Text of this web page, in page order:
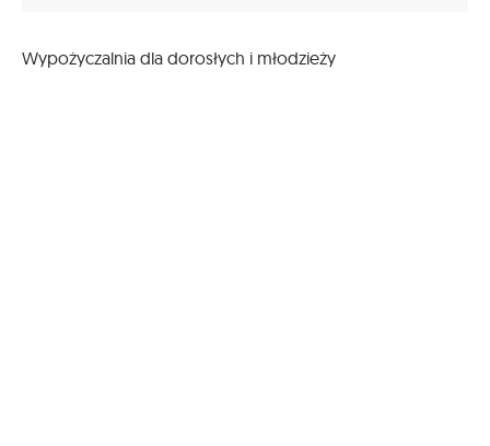
Wypożyczalnia dla dorosłych i młodzieży